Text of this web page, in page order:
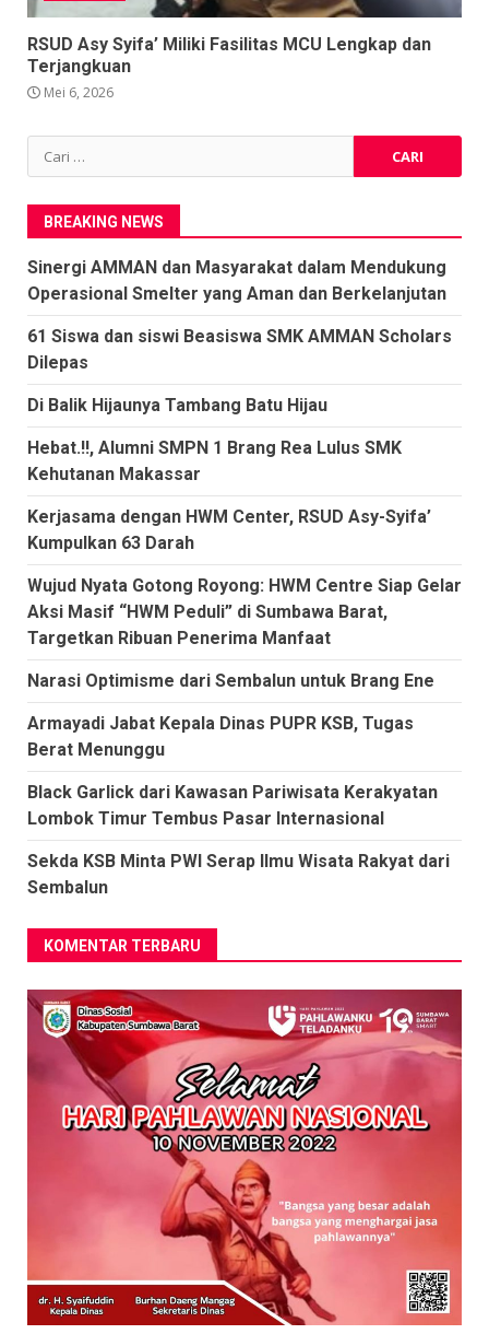
RSUD Asy Syifa’ Miliki Fasilitas MCU Lengkap dan
Terjangkuan
Mei 6, 2026
Cari
untuk:
BREAKING NEWS
Sinergi AMMAN dan Masyarakat dalam Mendukung
Operasional Smelter yang Aman dan Berkelanjutan
61 Siswa dan siswi Beasiswa SMK AMMAN Scholars
Dilepas
Di Balik Hijaunya Tambang Batu Hijau
Hebat.!!, Alumni SMPN 1 Brang Rea Lulus SMK
Kehutanan Makassar
Kerjasama dengan HWM Center, RSUD Asy-Syifa’
Kumpulkan 63 Darah
Wujud Nyata Gotong Royong: HWM Centre Siap Gelar
Aksi Masif “HWM Peduli” di Sumbawa Barat,
Targetkan Ribuan Penerima Manfaat
Narasi Optimisme dari Sembalun untuk Brang Ene
Armayadi Jabat Kepala Dinas PUPR KSB, Tugas
Berat Menunggu
Black Garlick dari Kawasan Pariwisata Kerakyatan
Lombok Timur Tembus Pasar Internasional
Sekda KSB Minta PWI Serap Ilmu Wisata Rakyat dari
Sembalun
KOMENTAR TERBARU